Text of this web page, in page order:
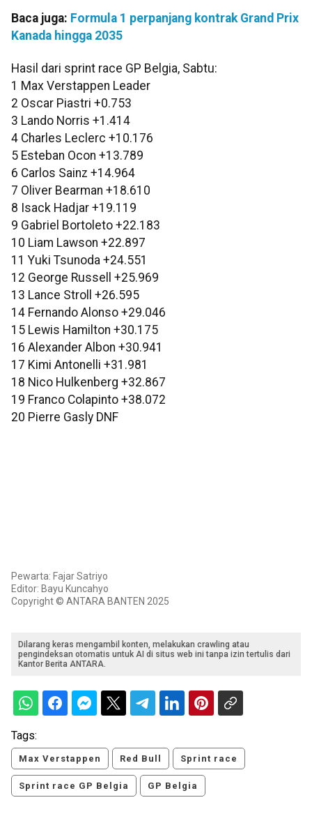
Baca juga: Formula 1 perpanjang kontrak Grand Prix
Kanada hingga 2035
Hasil dari sprint race GP Belgia, Sabtu:
1 Max Verstappen Leader
2 Oscar Piastri +0.753
3 Lando Norris +1.414
4 Charles Leclerc +10.176
5 Esteban Ocon +13.789
6 Carlos Sainz +14.964
7 Oliver Bearman +18.610
8 Isack Hadjar +19.119
9 Gabriel Bortoleto +22.183
10 Liam Lawson +22.897
11 Yuki Tsunoda +24.551
12 George Russell +25.969
13 Lance Stroll +26.595
14 Fernando Alonso +29.046
15 Lewis Hamilton +30.175
16 Alexander Albon +30.941
17 Kimi Antonelli +31.981
18 Nico Hulkenberg +32.867
19 Franco Colapinto +38.072
20 Pierre Gasly DNF
Pewarta: Fajar Satriyo
Editor: Bayu Kuncahyo
Copyright © ANTARA BANTEN 2025
Dilarang keras mengambil konten, melakukan crawling atau
pengindeksan otomatis untuk AI di situs web ini tanpa izin tertulis dari
Kantor Berita ANTARA.
Tags:
Max Verstappen Red Bull Sprint race
Sprint race GP Belgia GP Belgia